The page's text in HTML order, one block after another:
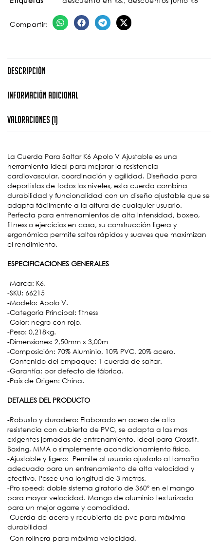
Compartir:
Descripción
Información Adicional
Valoraciones (1)
La Cuerda Para Saltar K6 Apolo V Ajustable es una
herramienta ideal para mejorar la resistencia
cardiovascular, coordinación y agilidad. Diseñada para
deportistas de todos los niveles, esta cuerda combina
durabilidad y funcionalidad con un diseño ajustable que se
adapta fácilmente a la altura de cualquier usuario.
Perfecta para entrenamientos de alta intensidad, boxeo,
fitness o ejercicios en casa, su construcción ligera y
ergonómica permite saltos rápidos y suaves que maximizan
el rendimiento.
ESPECIFICACIONES GENERALES
-Marca: K6.
-SKU: 66215
-Modelo: Apolo V.
-Categoría Principal: fitness
-Color: negro con rojo.
-Peso: 0,218kg.
-Dimensiones: 2,50mm x 3,00m
-Composición: 70% Aluminio, 10% PVC, 20% acero.
-Contenido del empaque: 1 cuerda de saltar.
-Garantía: por defecto de fábrica.
-País de Origen: China.
DETALLES DEL PRODUCTO
-Robusto y duradero: Elaborado en acero de alta
resistencia con cubierta de PVC, se adapta a las mas
exigentes jornadas de entrenamiento. Ideal para Crossfit,
Boxing, MMA o simplemente acondicionamiento físico.
-Ajustable y ligero: Permite al usuario ajustarlo al tamaño
adecuado para un entrenamiento de alta velocidad y
efectivo. Posee una longitud de 3 metros.
-Pro speed: doble sistema giratorio de 360º en el mango
para mayor velocidad. Mango de aluminio texturizado
para un mejor agarre y comodidad.
-Cuerda de acero y recubierta de pvc para máxima
durabilidad
-Con rolinera para máxima velocidad.